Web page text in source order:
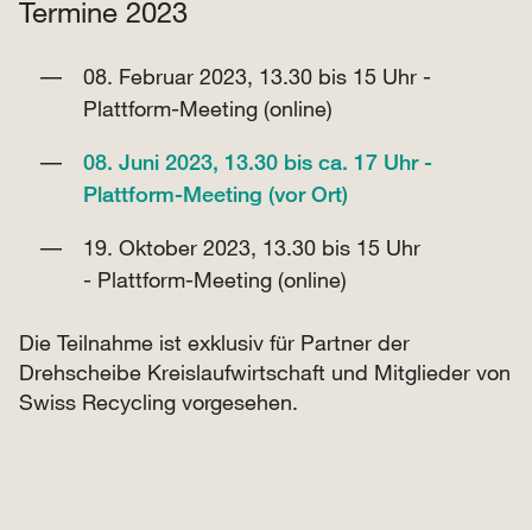
Termine 2023
08. Februar 2023, 13.30 bis 15 Uhr -
Plattform-Meeting (online)
08. Juni 2023, 13.30 bis ca. 17 Uhr -
Plattform-Meeting (vor Ort)
19. Oktober 2023, 13.30 bis 15 Uhr
- Plattform-Meeting (online)
Die Teilnahme ist exklusiv für Partner der
Drehscheibe Kreislaufwirtschaft und Mitglieder von
Swiss Recycling vorgesehen.